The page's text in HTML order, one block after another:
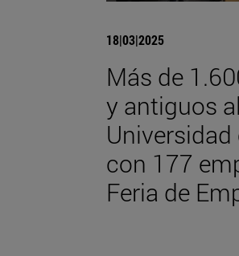
18|03|2025
Más de
y antiguos
con 177
Feria de